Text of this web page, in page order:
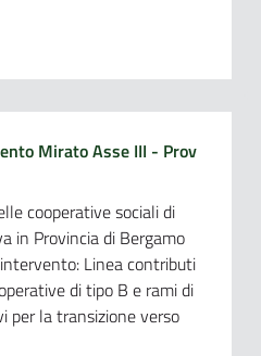
Mirato Asse III - Prov
cooperative sociali di
in Provincia di Bergamo
Linea contributi
di tipo B e rami di
per la transizione verso